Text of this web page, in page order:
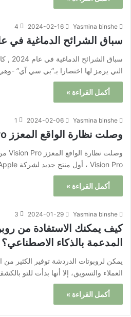
Yasmina binshe
2024-02-16
4
سباق الشرائح الدماغية في عام
سباق
التي يرمز لها اختصارا بـ”بي سي آي” -
أكمل القراءة »
Yasmina binshe
2024-02-06
1
وصلت نظارة الواقع المعزز Vision Pro من Apple
Vision Pro ، أول منتج جديد لشركة Apple منذ سبع…
أكمل القراءة »
Yasmina binshe
2024-01-29
3
كيف يمكنك الاستفادة من
المدعمة بالذكاء الاصطناعي؟
يمكن لروبوتات الدردشة توفير الكثير
العملاء والتسويق، إلا أنها بدأت للتو
أكمل القراءة »